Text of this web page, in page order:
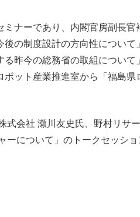
ナーであり、内閣官房副長官
の制度設計の方向性について」
昨今の総務省の取組について
ット産業推進室から「福島県
式会社 瀬川友史氏、野村リサー
ーについて」のトークセッシ